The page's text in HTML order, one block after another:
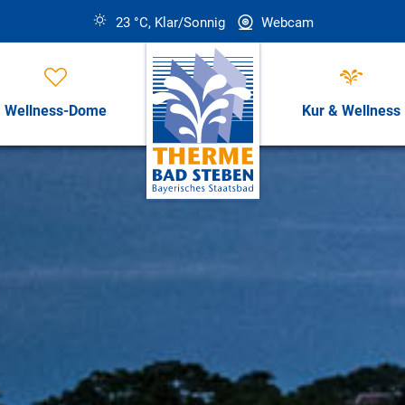
23 °C, Klar/Sonnig Webcam
Wellness-Dome Kur & Wellness